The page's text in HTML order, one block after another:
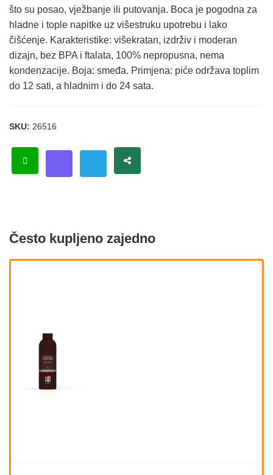
što su posao, vježbanje ili putovanja. Boca je pogodna za
hladne i tople napitke uz višestruku upotrebu i lako
čišćenje. Karakteristike: višekratan, izdrživ i moderan
dizajn, bez BPA i ftalata, 100% nepropusna, nema
kondenzacije. Boja: smeđa. Primjena: piće održava toplim
do 12 sati, a hladnim i do 24 sata.
SKU: 26516
Često kupljeno zajedno